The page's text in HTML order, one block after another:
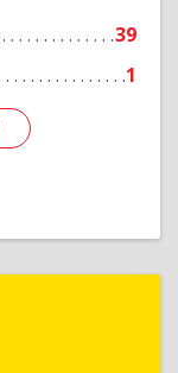
39
1
Подробнее